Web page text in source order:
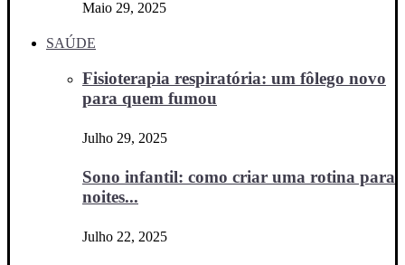
Maio 29, 2025
SAÚDE
Fisioterapia respiratória: um fôlego novo
para quem fumou
Julho 29, 2025
Sono infantil: como criar uma rotina para
noites...
Julho 22, 2025